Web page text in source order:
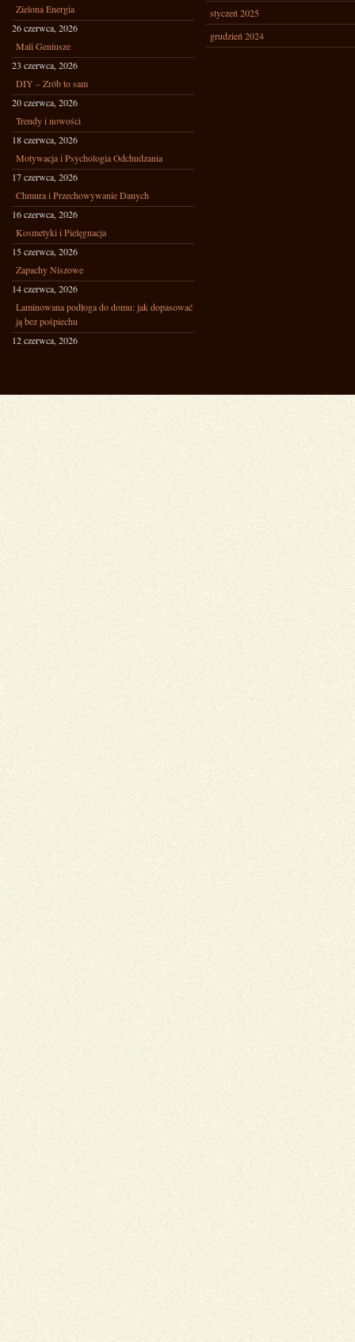
Zielona Energia
26 czerwca, 2026
Mali Geniusze
23 czerwca, 2026
DIY – Zrób to sam
20 czerwca, 2026
Trendy i nowości
18 czerwca, 2026
Motywacja i Psychologia Odchudzania
17 czerwca, 2026
Chmura i Przechowywanie Danych
16 czerwca, 2026
Kosmetyki i Pielęgnacja
15 czerwca, 2026
Zapachy Niszowe
14 czerwca, 2026
Laminowana podłoga do domu: jak dopasować
ją bez pośpiechu
12 czerwca, 2026
styczeń 2025
grudzień 2024